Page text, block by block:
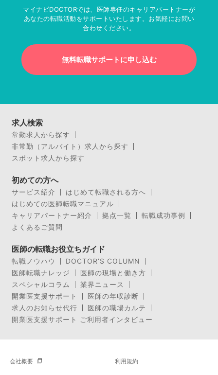
マイナビDOCTORでは、医師専任のキャリアパートナーが
あなたの転職活動をサポートいたします。お気軽にお問い
合わせください。
無料転職サポートに申し込む
求人検索
常勤求人から探す
非常勤（アルバイト）求人から探す
スポット求人から探す
初めての方へ
サービス紹介
はじめて転職される方へ
はじめての医師転職マニュアル
キャリアパートナー紹介
拠点一覧
転職成功事例
よくあるご質問
医師の転職お役立ちガイド
転職ノウハウ
DOCTOR’S COLUMN
医師転職ナレッジ
医師の現場と働き方
スペシャルコラム
業界ニュース
開業医支援サポート
医師の年収診断
求人のお知らせ代行
医師の職場カルテ
開業医支援サポート ご利用者インタビュー
会社概要 利用規約